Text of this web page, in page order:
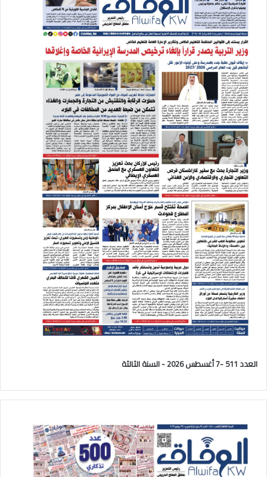
العدد 511 -7 أغسطس 2026 - السنة الثالثة